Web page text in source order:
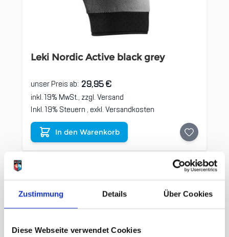
Zustimmung Details Über Cookies
Diese Webseite verwendet Cookies
Leki Nordic Active black grey
unser Preis ab: 29,95 €
inkl. 19% MwSt., zzgl.Versand
Inkl. 19% Steuern , exkl.Versandkosten
In den Warenkorb